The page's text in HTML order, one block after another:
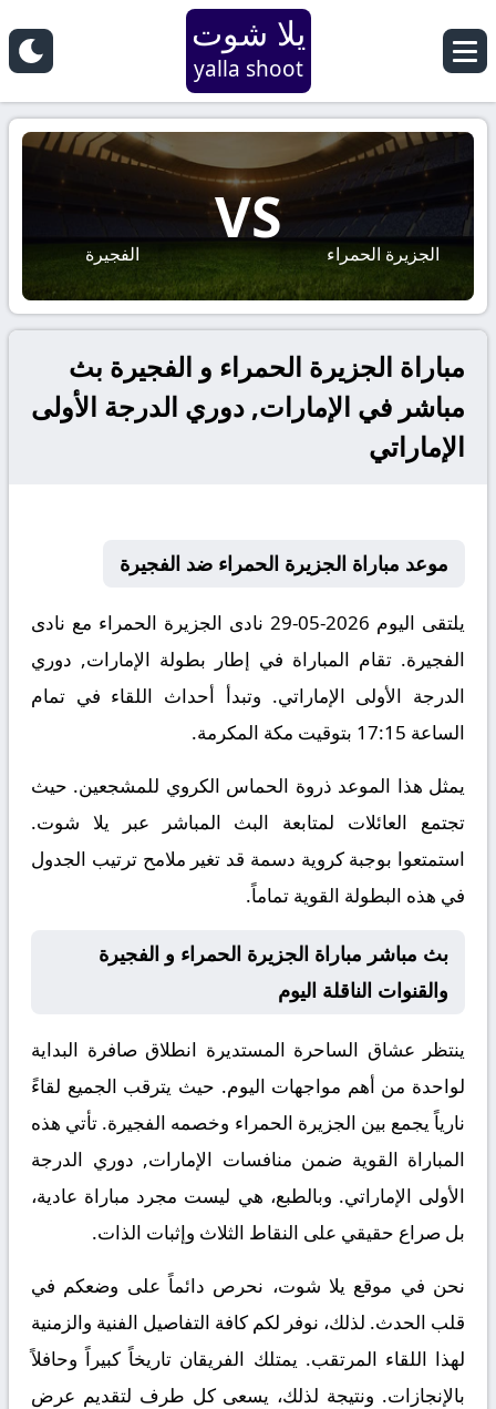
يلا شوت
yalla shoot
الجزيرة الحمراء
VS
الفجيرة
مباراة الجزيرة الحمراء و الفجيرة بث
مباشر في الإمارات, دوري الدرجة الأولى
الإماراتي
موعد مباراة الجزيرة الحمراء ضد الفجيرة
يلتقى اليوم 2026-05-29 نادى الجزيرة الحمراء مع نادى
الفجيرة. تقام المباراة في إطار بطولة الإمارات, دوري
الدرجة الأولى الإماراتي. وتبدأ أحداث اللقاء في تمام
الساعة 17:15 بتوقيت مكة المكرمة.
يمثل هذا الموعد ذروة الحماس الكروي للمشجعين. حيث
تجتمع العائلات لمتابعة البث المباشر عبر يلا شوت.
استمتعوا بوجبة كروية دسمة قد تغير ملامح ترتيب الجدول
في هذه البطولة القوية تماماً.
بث مباشر مباراة الجزيرة الحمراء و الفجيرة
والقنوات الناقلة اليوم
ينتظر عشاق الساحرة المستديرة انطلاق صافرة البداية
لواحدة من أهم مواجهات اليوم. حيث يترقب الجميع لقاءً
نارياً يجمع بين الجزيرة الحمراء وخصمه الفجيرة. تأتي هذه
المباراة القوية ضمن منافسات الإمارات, دوري الدرجة
الأولى الإماراتي. وبالطبع، هي ليست مجرد مباراة عادية،
بل صراع حقيقي على النقاط الثلاث وإثبات الذات.
نحن في موقع يلا شوت، نحرص دائماً على وضعكم في
قلب الحدث. لذلك، نوفر لكم كافة التفاصيل الفنية والزمنية
لهذا اللقاء المرتقب. يمتلك الفريقان تاريخاً كبيراً وحافلاً
بالإنجازات. ونتيجة لذلك، يسعى كل طرف لتقديم عرض